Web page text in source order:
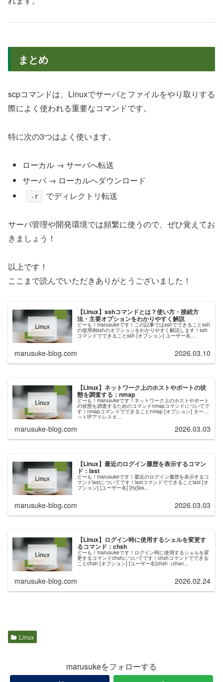
まとめ
scpコマンドは、Linuxでサーバとファイルをやり取りする
際によく使われる重要なコマンドです。
特に次の3つはよく使います。
ローカル → サーバへ転送
サーバ → ローカルへダウンロード
-r でディレクトリ転送
サーバ管理や開発環境では頻繁に使うので、ぜひ覚えてお
きましょう！
以上です！
ここまで読んでいただきありがとうございました！
【Linux】sshコマンドとは？使い方・接続方
法・主要オプションをわかりやすく解説
どーも！marusukeです！この記事ではsshでできることssh
の使用例sshのオプションをわかりやすく解説します！ssh
コマンドでできることssh [オプション] ユーザー名...
marusuke-blog.com 2026.03.10
【Linux】ネットワーク上のホストやポートの状
態を調査する：nmap
どーも！marusukeです！ネットワーク上のホストやポート
の状態を調査するためのコマンドnmapコマンドについてで
す！nmapコマンドでできることnmap [オプション] ターゲ
ットIPアドレスま...
marusuke-blog.com 2026.03.03
【Linux】最近のログイン履歴を表示するコマン
ド：last
どーも！marusukeです！最近のログイン履歴を表示するコ
マンドlastについてです！lastコマンドでできることlast [オ
プション] [ユーザー名] [tty]las...
marusuke-blog.com 2026.03.03
【Linux】ログイン時に使用するシェルを変更す
るコマンド：chsh
どーも！marusukeです！ログイン時に使用するシェルを変
更するコマンドchshについてです！chshコマンドでできる
ことchsh [オプション] [ユーザー名]chsh（chan...
marusuke-blog.com 2026.02.24
Linux
marusukeをフォローする